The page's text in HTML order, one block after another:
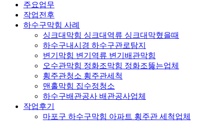
주요업무
작업전후
하수구막힘 사례
싱크대막힘 싱크대역류 싱크대막혔을때
하수구내시경 하수구관로탐지
변기막힘 변기역류 변기배관막힘
오수관막힘 정화조막힘 정화조뚫는업체
횡주관청소 횡주관세척
맨홀막힘 집수정청소
하수구배관공사 배관공사업체
작업후기
마포구 하수구막힘 아파트 횡주관 세척업체